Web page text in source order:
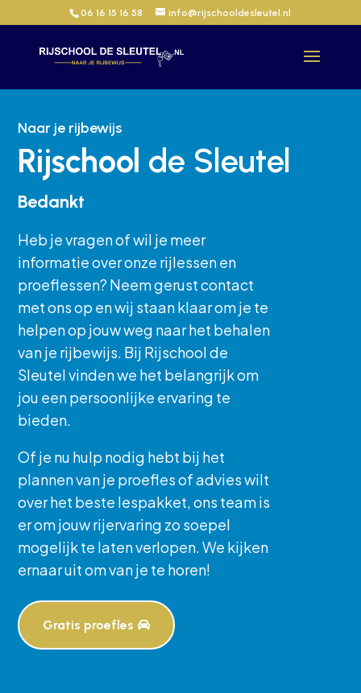
06 16 15 16 58 info@rijschooldesleutel.nl
Naar je rijbewijs
Rijschool de Sleutel
Bedankt
Heb je vragen of wil je meer
informatie over onze rijlessen en
proeflessen? Neem gerust contact
met ons op en wij staan klaar om je te
helpen op jouw weg naar het behalen
van je rijbewijs. Bij Rijschool de
Sleutel vinden we het belangrijk om
jou een persoonlijke ervaring te
bieden.
Of je nu hulp nodig hebt bij het
plannen van je proefles of advies wilt
over het beste lespakket, ons team is
er om jouw rijervaring zo soepel
mogelijk te laten verlopen. We kijken
ernaar uit om van je te horen!
Gratis proefles